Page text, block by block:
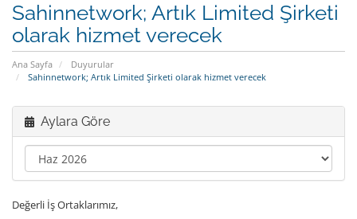
Sahinnetwork; Artık Limited Şirketi
olarak hizmet verecek
Ana Sayfa
Duyurular
Sahinnetwork; Artık Limited Şirketi olarak hizmet verecek
Aylara Göre
Değerli İş Ortaklarımız,